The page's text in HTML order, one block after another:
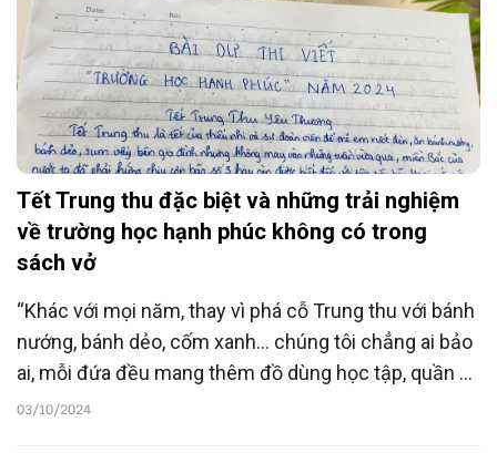
Tết Trung thu đặc biệt và những trải nghiệm
về trường học hạnh phúc không có trong
sách vở
“Khác với mọi năm, thay vì phá cỗ Trung thu với bánh
nướng, bánh dẻo, cốm xanh... chúng tôi chẳng ai bảo
ai, mỗi đứa đều mang thêm đồ dùng học tập, quần áo
cũ, sách báo... để có thể góp một chút sức lực giúp
03/10/2024